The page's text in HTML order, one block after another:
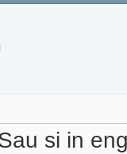
si in